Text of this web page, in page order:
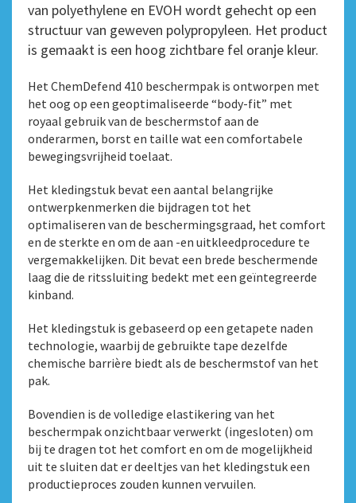
van polyethylene en EVOH wordt gehecht op een
structuur van geweven polypropyleen. Het product
is gemaakt is een hoog zichtbare fel oranje kleur.
Het ChemDefend 410 beschermpak is ontworpen met
het oog op een geoptimaliseerde “body-fit” met
royaal gebruik van de beschermstof aan de
onderarmen, borst en taille wat een comfortabele
bewegingsvrijheid toelaat.
Het kledingstuk bevat een aantal belangrijke
ontwerpkenmerken die bijdragen tot het
optimaliseren van de beschermingsgraad, het comfort
en de sterkte en om de aan -en uitkleedprocedure te
vergemakkelijken. Dit bevat een brede beschermende
laag die de ritssluiting bedekt met een geïntegreerde
kinband.
Het kledingstuk is gebaseerd op een getapete naden
technologie, waarbij de gebruikte tape dezelfde
chemische barrière biedt als de beschermstof van het
pak.
Bovendien is de volledige elastikering van het
beschermpak onzichtbaar verwerkt (ingesloten) om
bij te dragen tot het comfort en om de mogelijkheid
uit te sluiten dat er deeltjes van het kledingstuk een
productieproces zouden kunnen vervuilen.